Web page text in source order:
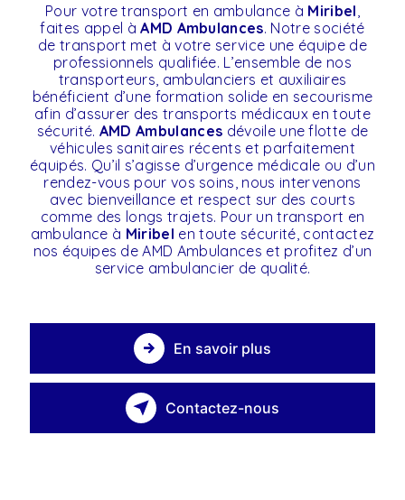
Pour votre transport en ambulance à Miribel
faites appel àAMD Ambulances. Notre société
de transport met à votre service une équipe de
professionnels qualifiée. L’ensemble de nos
transporteurs, ambulanciers et auxiliaires
bénéficient d’une formation solide en secourisme
afin d’assurer des transports médicaux en toute
sécurité. AMD Ambulances dévoile une flotte de
véhicules sanitaires récents et parfaitement
équipés. Qu’il s’agisse d’urgence médicale ou d’un
rendez-vous pour vos soins, nous intervenons
avec bienveillance et respect sur des courts
comme des longs trajets. Pour un transport en
ambulance à Miribel en toute sécurité, contactez
nos équipes de AMD Ambulances et profitez d’un
service ambulancier de qualité.
En savoir plus
Contactez-nous